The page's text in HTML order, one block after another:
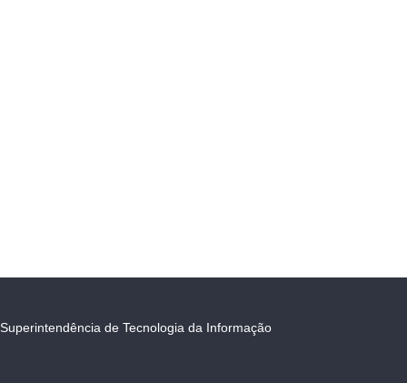
Superintendência de Tecnologia da Informação